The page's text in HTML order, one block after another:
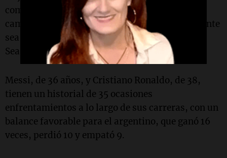
como futbolista de Barcelona y el otro con la
camiseta de Real Madrid, en lo que probablemente
sea el último choque entre ambos por la Riyadh
Season Cup en el Kingdom Arena.
Messi, de 36 años, y Cristiano Ronaldo, de 38,
tienen un historial de 35 ocasiones
enfrentamientos a lo largo de sus carreras, con un
balance favorable para el argentino, que ganó 16
veces, perdió 10 y empató 9.